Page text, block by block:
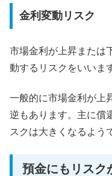
金利変動リスク
市場金利が上昇または
動するリスクをいいま
一般的に市場金利が上
逆もあります。主に償
スクは大きくなるよう
預金にもリスク